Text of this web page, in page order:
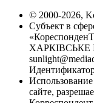
© 2000-2026,
Субъект в
ХАРКІВСЬКЕ
сайте,